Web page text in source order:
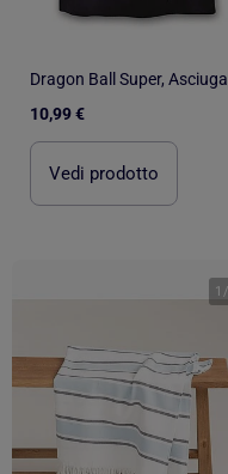
10,99 €
Vedi prodotto
1 /